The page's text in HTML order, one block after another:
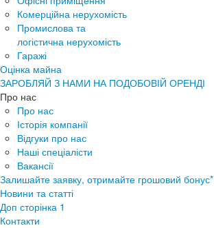
Комерційна нерухомість
Промислова та
логістична нерухомість
Гаражі
Оцінка майна
ЗАРОБЛЯЙ З НАМИ НА ПОДОБОВІЙ ОРЕНДІ
Про нас
Про нас
Історія компанії
Відгуки про нас
Наші спеціалісти
Вакансії
Залишайте заявку, отримайте грошовий бонус*
Новини та статті
Доп сторінка 1
Контакти